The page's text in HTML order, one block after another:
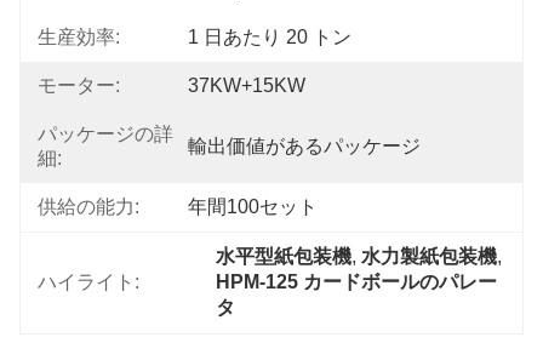
生産効率: 1 日あたり 20 トン
モーター: 37KW+15KW
パッケージの詳
細:
輸出価値があるパッケージ
供給の能力: 年間100セット
ハイライト:
水平型紙包装機, 水力製紙包装機
HPM-125 カードボールのパレー
タ